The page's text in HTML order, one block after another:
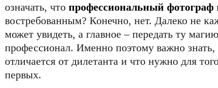
означать, что профессиональный фотограф
востребованным? Конечно, нет. Далеко не
может увидеть, а главное – передать ту
профессионал. Именно поэтому важно
отличается от дилетанта и что нужно для
первых.